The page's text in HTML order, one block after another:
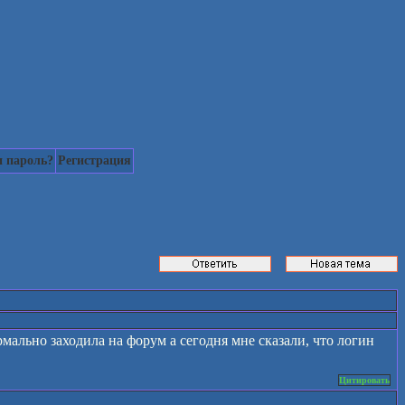
пароль? Регистрация
заходила на форум а сегодня мне сказали, что логин
Цитировать